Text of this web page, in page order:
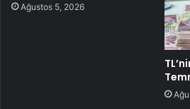
Ağustos 5, 2026